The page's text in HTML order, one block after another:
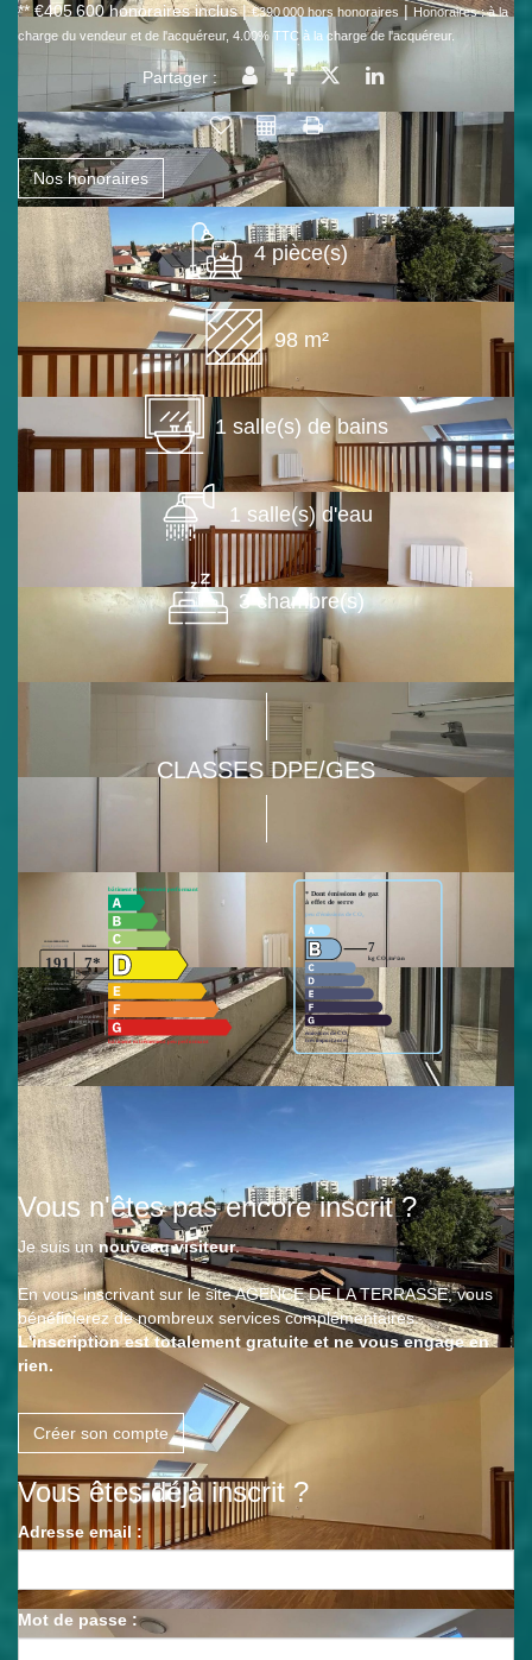
** €405 600 honoraires inclus|€390 000 hors honoraires | Honoraires : à la
charge du vendeur et de l'acquéreur, 4.00% TTC à la charge de l'acquéreur.
Partager :
Nos honoraires
4 pièce(s)
98 m²
1 salle(s) de bains
1 salle(s) d'eau
3 chambre(s)
CLASSES DPE/GES
Montant estimé des dépenses annuelles d'énergie pour un usage
standard entre 1730€ et 2400€. indexées aux années 2021,2022
et 2023 (abonnement compris).
Vous n'êtes pas encore inscrit ?
Je suis unnouveau visiteur.
En vous inscrivant sur le site AGENCE DE LA TERRASSE, vous
bénéficierez de nombreux services complémentaires.
L'inscription est totalement gratuite et ne vous engage en
rien.
Créer son compte
Vous êtes déjà inscrit ?
Adresse email :
Mot de passe :